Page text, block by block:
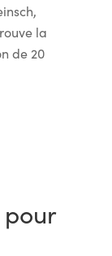
la
de 20
pour